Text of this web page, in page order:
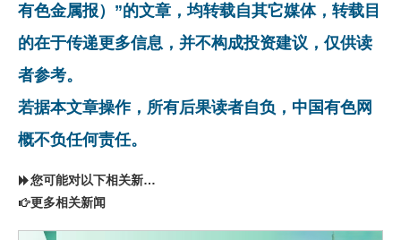
有色金属报）”的文章，均转载自其它媒体，转载目
的在于传递更多信息，并不构成投资建议，仅供读
者参考。
若据本文章操作，所有后果读者自负，中国有色网
概不负任何责任。
您可能对以下相关新闻同样感兴趣
更多相关新闻